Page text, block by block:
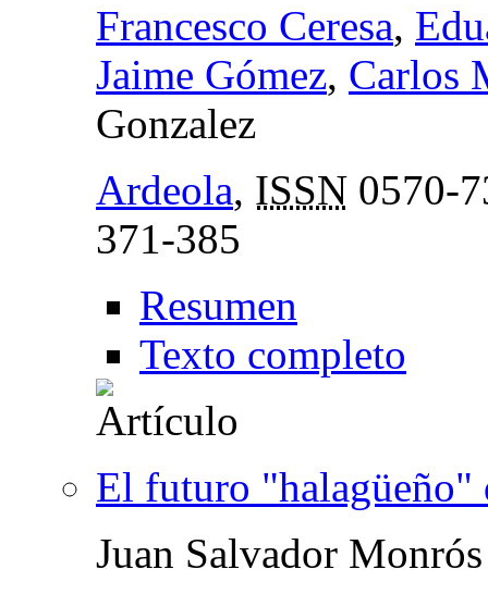
Francesco Ceresa,
Jaime Gómez, Carlos
Gonzalez
Ardeola, ISSN 0570-
371-385
Resumen
Texto completo
El futuro "halagüeño"
Juan Salvador